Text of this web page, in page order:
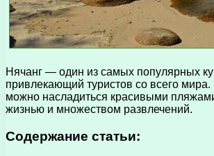
Нячанг — один из самых популярных
привлекающий туристов со всего мира.
можно насладиться красивыми
жизнью и множеством развлечений.
Содержание статьи: